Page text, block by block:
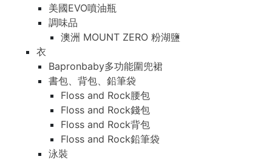
美國EVO噴油瓶
調味品
澳洲 MOUNT ZERO 粉湖鹽
衣
Bapronbaby多功能圍兜裙
書包、背包、鉛筆袋
Floss and Rock腰包
Floss and Rock錢包
Floss and Rock背包
Floss and Rock鉛筆袋
泳裝